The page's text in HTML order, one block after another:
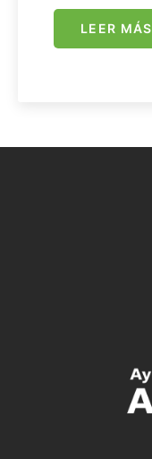
LEER MÁS